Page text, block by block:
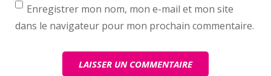
Enregistrer mon nom, mon e-mail et mon site
dans le navigateur pour mon prochain commentaire.